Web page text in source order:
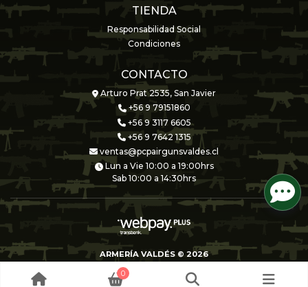
TIENDA
Responsabilidad Social
Condiciones
CONTACTO
Arturo Prat 2535, San Javier
+56 9 79151860
+56 9 3117 6605
+56 9 7642 1315
ventas@pcpairgunsvaldes.cl
Lun a Vie 10:00 a 19:00hrs
Sab 10:00 a 14:30hrs
ARMERÍA VALDÉS © 2026
Creado por
0